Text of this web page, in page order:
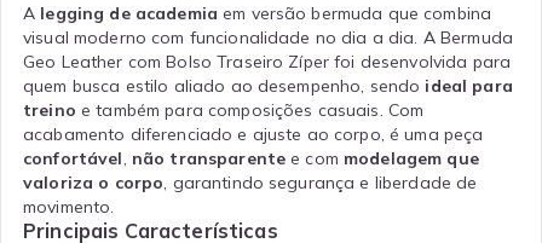
A legging de academia em versão bermuda que combina
visual moderno com funcionalidade no dia a dia. A Bermuda
Geo Leather com Bolso Traseiro Zíper foi desenvolvida para
quem busca estilo aliado ao desempenho, sendo ideal para
treino e também para composições casuais. Com
acabamento diferenciado e ajuste ao corpo, é uma peça
confortável não transparente e com modelagem que
valoriza o corpo , garantindo segurança e liberdade de
movimento.
Principais Características